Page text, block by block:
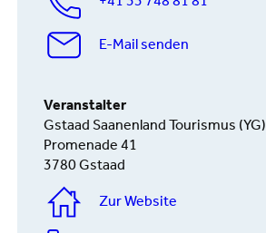
E-Mail senden
Veranstalter
Gstaad Saanenland Tourismus (YG)
Promenade 41
3780 Gstaad
Zur Website